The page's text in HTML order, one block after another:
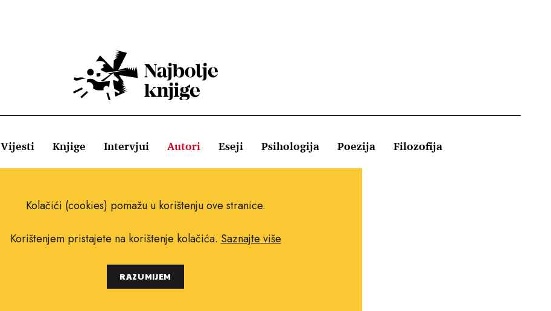
Vijesti Knjige Intervjui Autori Eseji Psihologija Poezija Filozofija
Copyright © 2010.-2021. najboljeknjige.com.
Kolačići (cookies) pomažu u korištenju ove stranice.
Korištenjem pristajete na korištenje kolačića. Saznajte više
RAZUMIJEM